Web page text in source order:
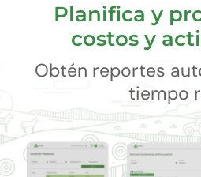
Planifica y
costos y
Obtén reportes
tiempo